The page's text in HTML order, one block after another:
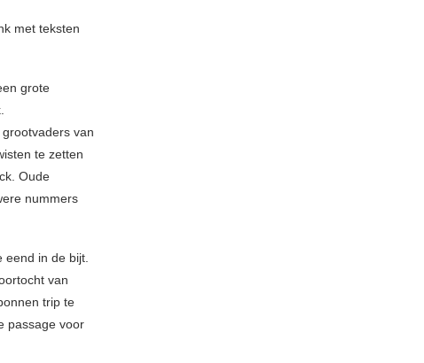
met teksten
grote
grootvaders van
te zetten
Oude
nummers
eend in de bijt.
van
trip te
passage voor